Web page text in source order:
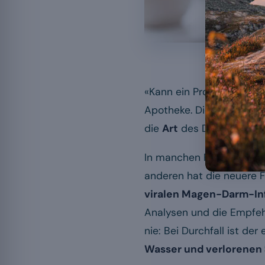
Probiotika und
«Kann ein Probiotikum
Apotheke. Die kurze
die Art des Durchfalls
In manchen Fällen sind
anderen hat die neuere
viralen Magen-Darm-
Analysen und die
nie: Bei Durchfall ist der
Wasser und verlorenen